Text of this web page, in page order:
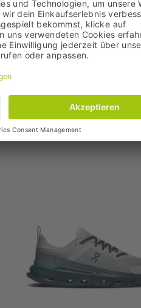
+3